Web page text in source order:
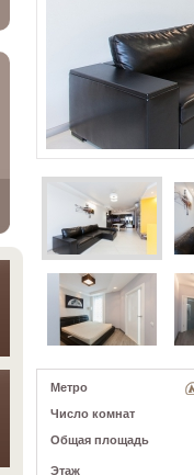
Метро
Число комнат
Общая площадь
Этаж